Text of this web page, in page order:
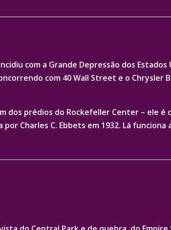
com a Grande Depressão dos
com 40 Wall Street e o Chrysler
dos prédios do Rockefeller Center – ele é
Charles C. Ebbets em 1932. Lá funciona